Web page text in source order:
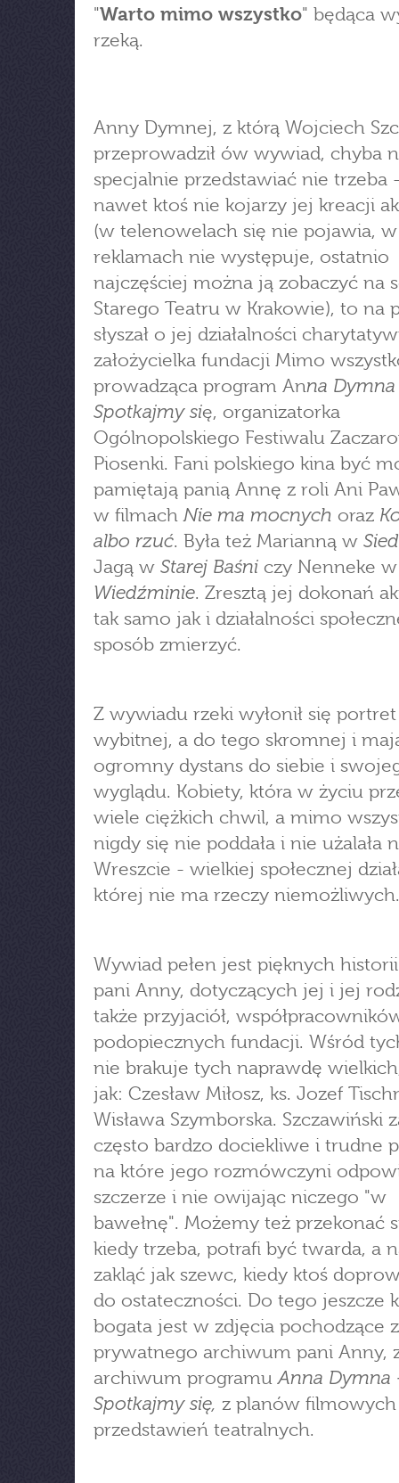
"Warto mimo wszystko" będąca
rzeką.
Anny Dymnej, z którą Wojciech
przeprowadził ów wywiad, chyba
specjalnie przedstawiać nie trzeba
nawet ktoś nie kojarzy jej kreacji
(w telenowelach się nie pojawia, w
reklamach nie występuje, ostatnio
najczęściej można ją zobaczyć na
Starego Teatru w Krakowie), to na
słyszał o jej działalności
założycielka fundacji Mimo
prowadząca program Anna
Spotkajmy się, organizatorka
Ogólnopolskiego Festiwalu
Piosenki. Fani polskiego kina być
pamiętają panią Annę z roli Ani
w filmachNie ma mocnych oraz
albo rzuć. Była też Marianną w
Jagą w Starej Baśni czy Nenneke w
Wiedźminie. Zresztą jej dokonań
tak samo jak i działalności
sposób zmierzyć.
Z wywiadu rzeki wyłonił się
wybitnej, a do tego skromnej i
ogromny dystans do siebie i
wyglądu. Kobiety, która w życiu
wiele ciężkich chwil, a mimo
nigdy się nie poddała i nie użalała
Wreszcie - wielkiej społecznej
której nie ma rzeczy niemożliwych.
Wywiad pełen jest pięknych
pani Anny, dotyczących jej i jej
także przyjaciół,
podopiecznych fundacji. Wśród
nie brakuje tych naprawdę
jak: Czesław Miłosz, ks. Jozef
Wisława Szymborska. Szczawiński
często bardzo dociekliwe i trudne
na które jego rozmówczyni
szczerze i nie owijając niczego "w
bawełnę". Możemy też przekonać
kiedy trzeba, potrafi być twarda, a
zakląć jak szewc, kiedy ktoś
do ostateczności. Do tego jeszcze
bogata jest w zdjęcia pochodzące z
prywatnego archiwum pani Anny,
archiwum programuAnna Dymna
Spotkajmy się, z planów filmowych
przedstawień teatralnych.